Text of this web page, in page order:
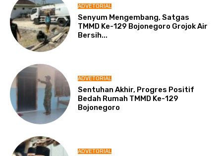
ADVETORIAL
Senyum Mengembang, Satgas
TMMD Ke-129 Bojonegoro Grojok Air
Bersih...
ADVETORIAL
Sentuhan Akhir, Progres Positif
Bedah Rumah TMMD Ke-129
Bojonegoro
ADVETORIAL